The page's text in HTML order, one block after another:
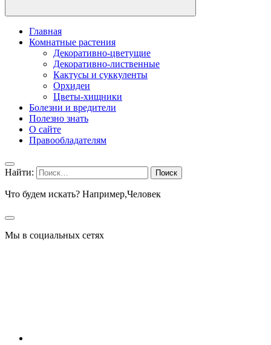
Главная
Комнатные растения
Декоративно-цветущие
Декоративно-лиственные
Кактусы и суккуленты
Орхидеи
Цветы-хищники
Болезни и вредители
Полезно знать
О сайте
Правообладателям
Найти:
Что будем искать? Например,Человек
Мы в социальных сетях